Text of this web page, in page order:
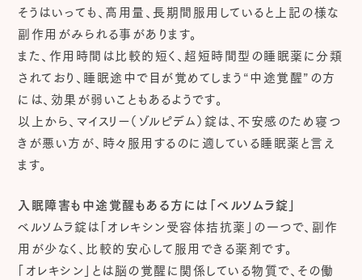
そうはいっても、高用量、長期間服用していると上記の様な
副作用がみられる事があります。
また、作用時間は比較的短く、超短時間型の睡眠薬に分類
されており、睡眠途中で目が覚めてしまう“中途覚醒”の方
には、効果が弱いこともあるようです。
以上から、マイスリー（ゾルピデム）錠は、不安感のため寝つ
きが悪い方が、時々服用するのに適している睡眠薬と言え
ます。
入眠障害も中途覚醒もある方には「ベルソムラ錠」
ベルソムラ錠は「オレキシン受容体拮抗薬」の一つで、副作
用が少なく、比較的安心して服用できる薬剤です。
「オレキシン」とは脳の覚醒に関係している物質で、その働